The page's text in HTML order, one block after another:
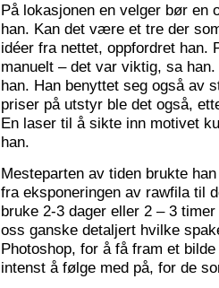
På lokasjonen en velger bør en
han. Kan det være et tre der
idéer fra nettet, oppfordret han.
manuelt – det var viktig, sa
han. Han benyttet seg også av
priser på utstyr ble det også,
En laser til å sikte inn motivet
han.
Mesteparten av tiden brukte
fra eksponeringen av rawfila til
bruke 2-3 dager eller 2 – 3
oss ganske detaljert hvilke
Photoshop, for å få fram et
intenst å følge med på, for de